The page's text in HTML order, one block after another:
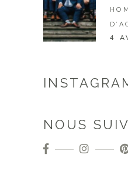
4
NOUS